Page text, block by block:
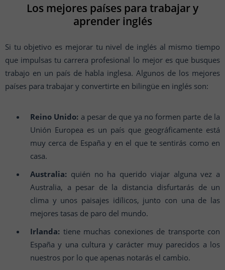
Los mejores países para trabajar y
aprender inglés
Si tu objetivo es mejorar tu nivel de inglés al mismo tiempo
que impulsas tu carrera profesional lo mejor es que busques
trabajo en un país de habla inglesa. Algunos de los mejores
países para trabajar y convertirte en bilingüe en inglés son:
Reino Unido: a pesar de que ya no formen parte de la
Unión Europea es un país que geográficamente está
muy cerca de España y en el que te sentirás como en
casa.
Australia: quién no ha querido viajar alguna vez a
Australia, a pesar de la distancia disfurtarás de un
clima y unos paisajes idílicos, junto con una de las
mejores tasas de paro del mundo.
Irlanda: tiene muchas conexiones de transporte con
España y una cultura y carácter muy parecidos a los
nuestros por lo que apenas notarás el cambio.